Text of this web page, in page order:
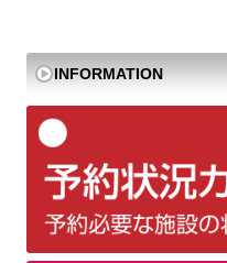
INFORMATION